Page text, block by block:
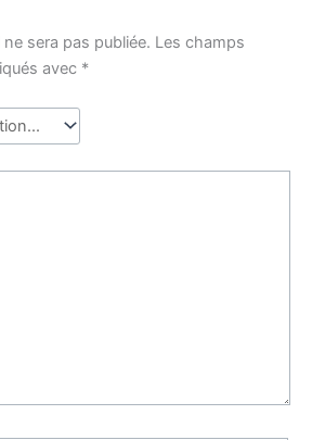
sera pas publiée. Les champs
avec *